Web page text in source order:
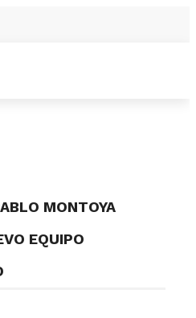
MONTOYA
EQUIPO